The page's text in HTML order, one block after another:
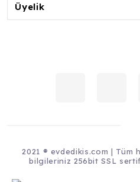
Üyelik
2021 ® evdedikis.com | Tüm
bilgileriniz 256bit SSL